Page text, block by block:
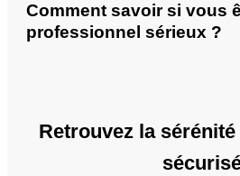
Comment savoir si vous
professionnel sérieux ?
Retrouvez la